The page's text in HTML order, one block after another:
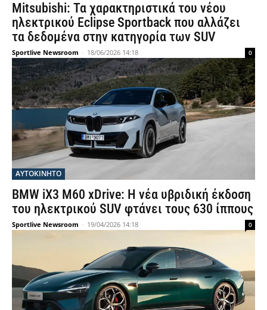
Mitsubishi: Τα χαρακτηριστικά του νέου
ηλεκτρικού Eclipse Sportback που αλλάζει
τα δεδομένα στην κατηγορία των SUV
Sportlive Newsroom - 18/06/2026 14:18 0
ΑΥΤΟΚΙΝΗΤΟ
BMW iX3 M60 xDrive: Η νέα υβριδική έκδοση
του ηλεκτρικού SUV φτάνει τους 630 ίππους
Sportlive Newsroom - 19/04/2026 14:18 0